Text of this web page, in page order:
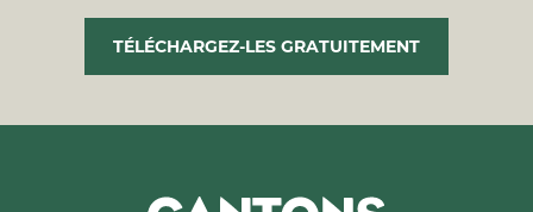
TÉLÉCHARGEZ-LES GRATUITEMENT